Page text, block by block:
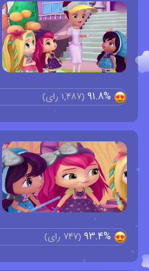
91.8%
(
1,487 رای)
93.4%
(
747 رای)